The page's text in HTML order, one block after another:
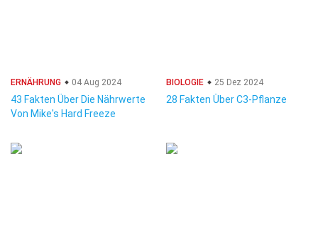
ERNÄHRUNG 04 Aug 2024
43 Fakten Über Die Nährwerte
Von Mike's Hard Freeze
BIOLOGIE 25 Dez 2024
28 Fakten Über C3-Pflanze